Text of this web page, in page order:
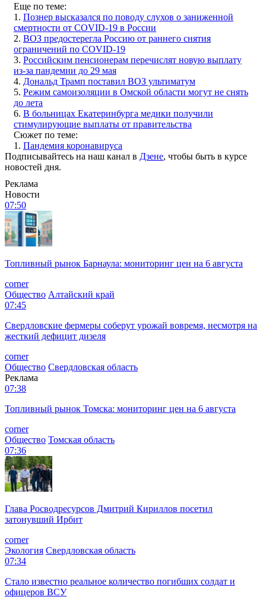
Еще по теме:
1. Познер высказался по поводу слухов о заниженной
смертности от COVID-19 в России
2. ВОЗ предостерегла Россию от раннего снятия
ограничений по COVID-19
3. Российским пенсионерам перечислят новую выплату
из-за пандемии до 29 мая
4. Дональд Трамп поставил ВОЗ ультиматум
5. Режим самоизоляции в Омской области могут не снять
до лета
6. В больницах Екатеринбурга медики получили
стимулирующие выплаты от правительства
Сюжет по теме:
1. Пандемия коронавируса
Подписывайтесь на наш канал в Дзене, чтобы быть в курсе
новостей дня.
Реклама
Новости
07:50
Топливный рынок Барнаула: мониторинг цен на 6 августа
corner
Общество Алтайский край
07:45
Свердловские фермеры соберут урожай вовремя, несмотря на
жесткий дефицит дизеля
corner
Общество Свердловская область
Реклама
07:38
Топливный рынок Томска: мониторинг цен на 6 августа
corner
Общество Томская область
07:36
Глава Росводресурсов Дмитрий Кириллов посетил
затонувший Ирбит
corner
Экология Свердловская область
07:34
Стало известно реальное количество погибших солдат и
офицеров ВСУ